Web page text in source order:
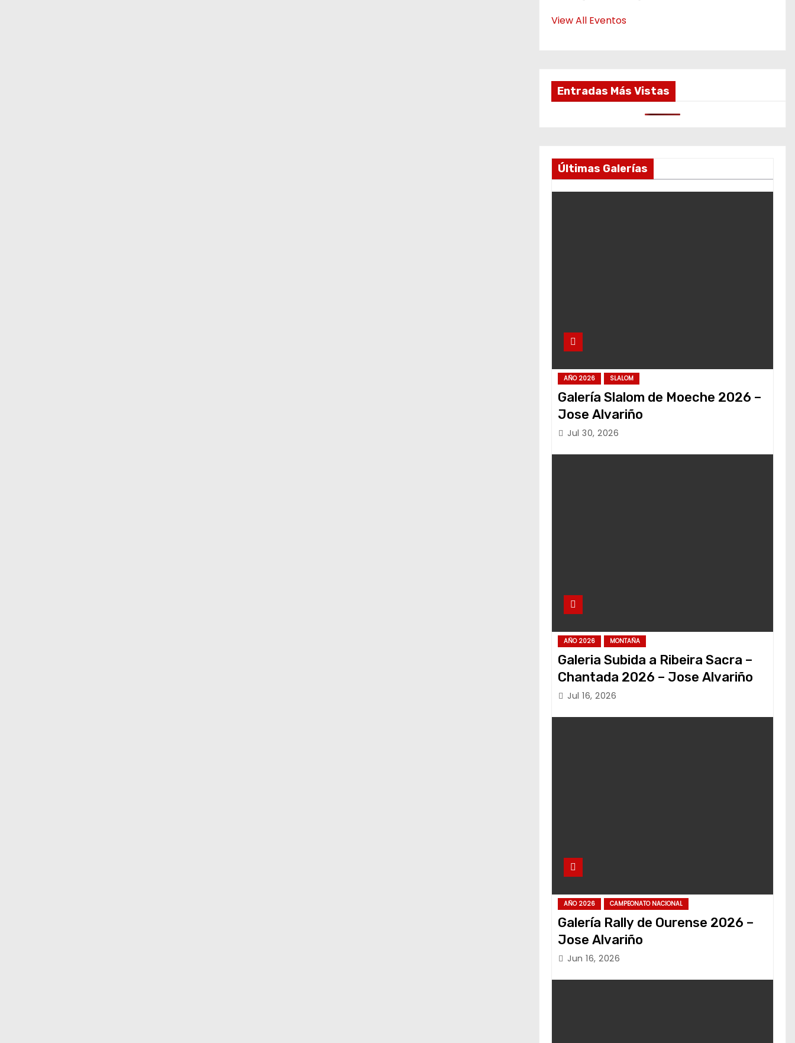
View All Eventos
Entradas Más Vistas
Últimas Galerías
AÑO 2026 SLALOM
Galería Slalom de Moeche 2026 –
Jose Alvariño
Jul 30, 2026
AÑO 2026 MONTAÑA
Galeria Subida a Ribeira Sacra –
Chantada 2026 – Jose Alvariño
Jul 16, 2026
AÑO 2026 CAMPEONATO NACIONAL
Galería Rally de Ourense 2026 –
Jose Alvariño
Jun 16, 2026